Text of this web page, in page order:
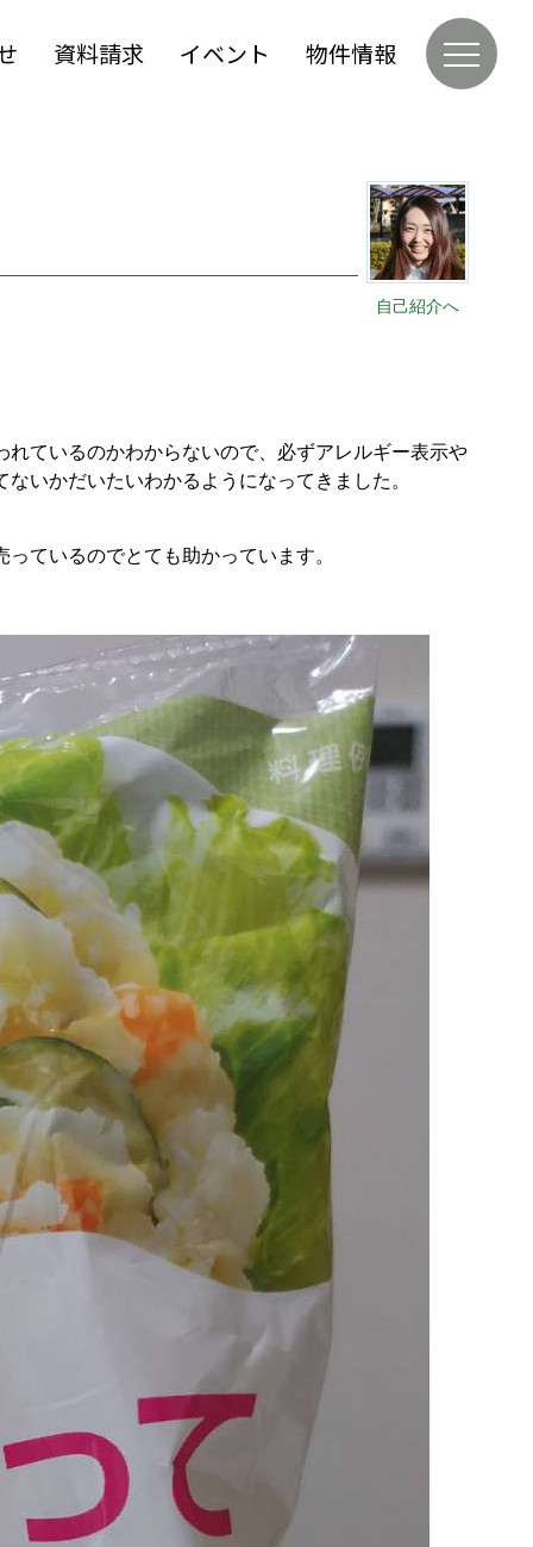
資料請求 イベント 物件情報
自己紹介へ
ているのかわからないので、必ずアレルギー表示や
いかだいたいわかるようになってきました。
ているのでとても助かっています。